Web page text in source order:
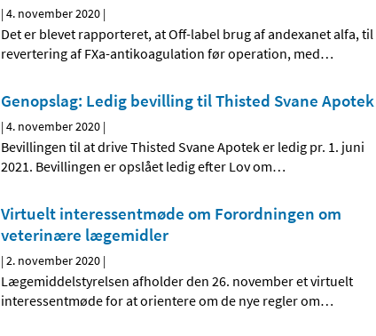
|4. november 2020 |
Det er blevet rapporteret, at Off-label brug af andexanet alfa, til
revertering af FXa-antikoagulation før operation, med…
Genopslag: Ledig bevilling til Thisted Svane Apotek
|4. november 2020 |
Bevillingen til at drive Thisted Svane Apotek er ledig pr. 1. juni
2021. Bevillingen er opslået ledig efter Lov om…
Virtuelt interessentmøde om Forordningen om
veterinære lægemidler
|2. november 2020 |
Lægemiddelstyrelsen afholder den 26. november et virtuelt
interessentmøde for at orientere om de nye regler om…